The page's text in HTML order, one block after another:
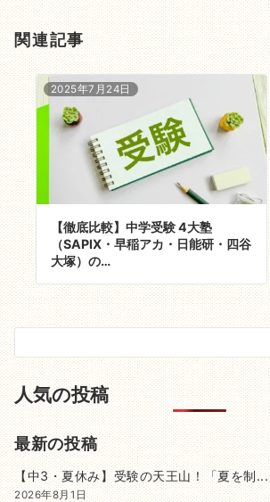
ョ
ン
関連記事
2025年7月24日
【徹底比較】中学受験 4大塾
（SAPIX・早稲アカ・日能研・四谷
大塚）の…
人気の投稿
最新の投稿
【中3・夏休み】受験の天王山！「夏を制...
2026年8月1日